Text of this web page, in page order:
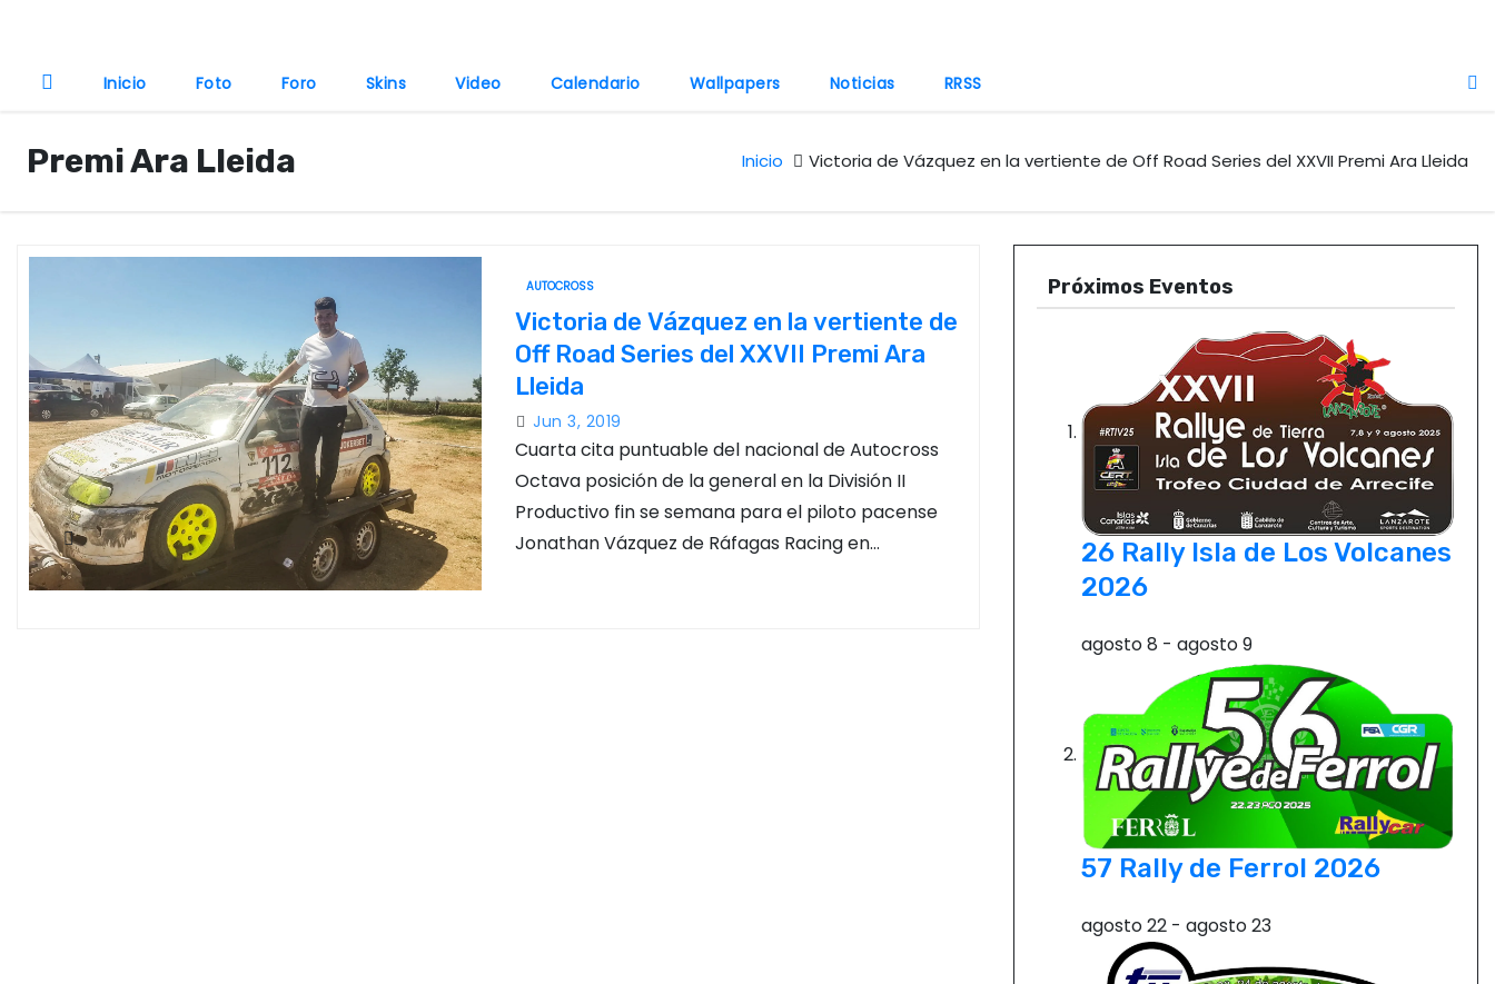
Inicio Foto Foro Skins Video Calendario Wallpapers Noticias RRSS
Premi Ara Lleida Inicio Victoria de Vázquez en la vertiente de Off Road Series del XXVII Premi Ara Lleida
AUTOCROSS
Victoria de Vázquez en la vertiente de
Off Road Series del XXVII Premi Ara
Lleida
Jun 3, 2019
Cuarta cita puntuable del nacional de Autocross
Octava posición de la general en la División II
Productivo fin se semana para el piloto pacense
Jonathan Vázquez de Ráfagas Racing en…
Próximos Eventos
26 Rally Isla de Los Volcanes
2026
agosto 8 - agosto 9
57 Rally de Ferrol 2026
agosto 22 - agosto 23